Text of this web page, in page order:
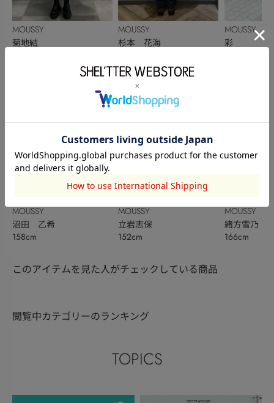
MOUSSY
菊地結
MOUSSY
沼田 乙希
158cm
MOUSSY
杉本 花海
MOUSSY
立岩志保
152cm
MOUSSY
彩
MOUSSY
緒方雪乃
166cm
このアイテムを見た人がチェックしている商品
閲覧中カテゴリーのランキング
TOPICS